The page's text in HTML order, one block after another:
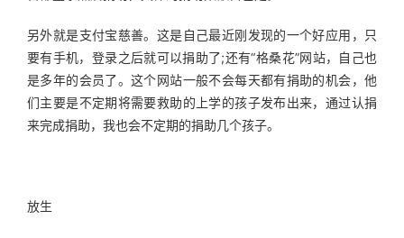
另外就是支付宝慈善。这是自己最近刚发现的一个好应用，只
要有手机，登录之后就可以捐助了;还有“格桑花”网站，自己也
是多年的会员了。这个网站一般不会每天都有捐助的机会，他
们主要是不定期将需要救助的上学的孩子发布出来，通过认捐
来完成捐助，我也会不定期的捐助几个孩子。
放生